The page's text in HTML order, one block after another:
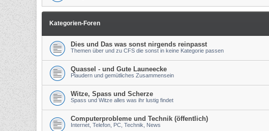
Kategorien-Foren
Dies und Das was sonst nirgends reinpasst
Themen über und zu CFS die sonst in keine Kategorie passen
Quassel - und Gute Launeecke
Plaudern und gemütliches Zusammensein
Witze, Spass und Scherze
Spass und Witze alles was ihr lustig findet
Computerprobleme und Technik (öffentlich)
Internet, Telefon, PC, Technik, News